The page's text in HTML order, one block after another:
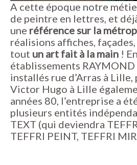
A cette époque notre
de peintre en lettres, et
une référence sur la
réalisions affiches,
tout un art fait à la main !
établissements
installés rue d’Arras à
Victor Hugo à Lille
années 80, l’entreprise a
plusieurs entités
TEXT (qui deviendra
TEFFRI PEINT, TEFFRI